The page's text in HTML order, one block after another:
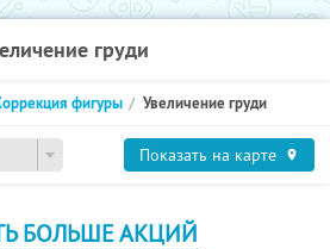
груди
фигуры Увеличение груди
Показать на карте
БОЛЬШЕ АКЦИЙ